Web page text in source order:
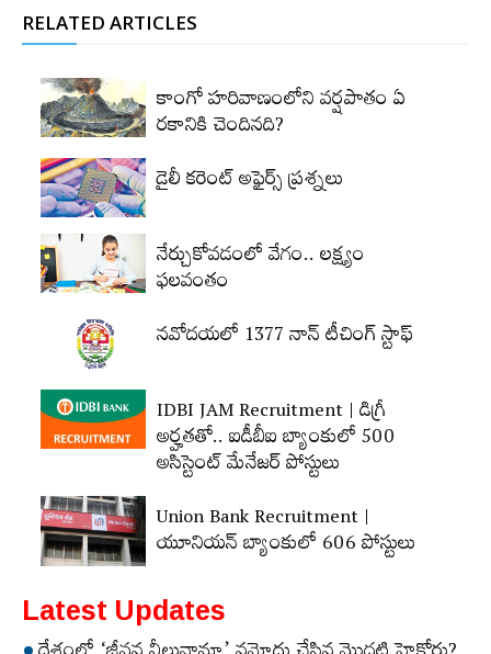
RELATED ARTICLES
కాంగో హరివాణంలోని వర్షపాతం ఏ
రకానికి చెందినది?
డైలీ కరెంట్‌ అఫైర్స్‌ ప్రశ్నలు
నేర్చుకోవడంలో వేగం.. లక్ష్యం
ఫలవంతం
నవోదయలో 1377 నాన్‌ టీచింగ్‌ స్టాఫ్‌
IDBI JAM Recruitment | డిగ్రీ
అర్హ‌త‌తో.. ఐడీబీఐ బ్యాంకులో 500
అసిస్టెంట్‌ మేనేజర్‌ పోస్టులు
Union Bank Recruitment |
యూనియన్ బ్యాంకులో 606 పోస్టులు
Latest Updates